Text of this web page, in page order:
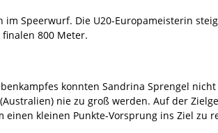
Speerwurf. Die U20-Europameisterin
800 Meter.
konnten Sandrina Sprengel
nie zu groß werden. Auf der
einen kleinen Punkte-Vorsprung ins Ziel zu